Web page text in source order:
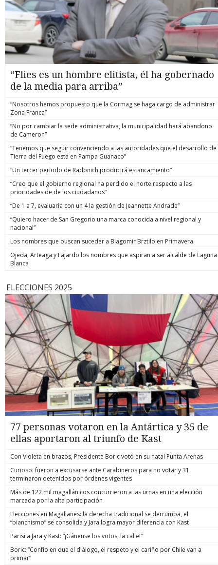
“Flies es un hombre elitista, él ha gobernado
de la media para arriba”
“Nosotros hemos propuesto que la Cormag se haga cargo de administrar
Zona Franca”
“No por cambiar la sede administrativa, la municipalidad hará abandono
de Cameron”
“Tenemos que seguir convenciendo a las autoridades que el desarrollo de
Tierra del Fuego está en Pampa Guanaco”
“Un tercer periodo de Radonich producirá estancamiento”
“Creo que el gobierno regional ha perdido el norte respecto a las
prioridades de de los ciudadanos”
“De 1 a 7, evaluaría con un 4 la gestión de Jeannette Andrade”
“Quiero hacer de San Gregorio una marca conocida a nivel regional y
nacional”
Los nombres que buscan suceder a Blagomir Brztilo en Primavera
Ojeda, Arteaga y Fajardo los nombres que aspiran a ser alcalde de Laguna
Blanca
ELECCIONES 2025
77 personas votaron en la Antártica y 35 de
ellas aportaron al triunfo de Kast
Con Violeta en brazos, Presidente Boric votó en su natal Punta Arenas
Curioso: fueron a excusarse ante Carabineros para no votar y 31
terminaron detenidos por órdenes vigentes
Más de 122 mil magallánicos concurrieron a las urnas en una elección
marcada por la alta participación
Elecciones en Magallanes: la derecha tradicional se derrumba, el
“bianchismo” se consolida y Jara logra mayor diferencia con Kast
Parisi a Jara y Kast: “¡Gánense los votos, la calle!”
Boric: “Confío en que el diálogo, el respeto y el cariño por Chile van a
primar”